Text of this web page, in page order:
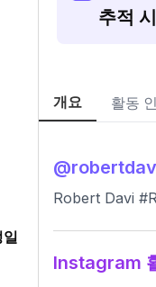
추적
개요 활동
@
Robert Davi
Instagram